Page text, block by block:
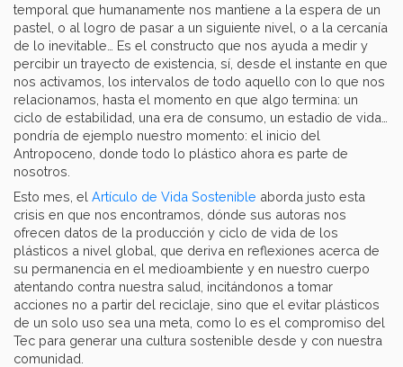
temporal que humanamente nos mantiene a la espera de un
pastel, o al logro de pasar a un siguiente nivel, o a la cercanía
de lo inevitable… Es el constructo que nos ayuda a medir y
percibir un trayecto de existencia, sí, desde el instante en que
nos activamos, los intervalos de todo aquello con lo que nos
relacionamos, hasta el momento en que algo termina: un
ciclo de estabilidad, una era de consumo, un estadio de vida…
pondría de ejemplo nuestro momento: el inicio del
Antropoceno, donde todo lo plástico ahora es parte de
nosotros.
Esto mes, el Artículo de Vida Sostenible aborda justo esta
crisis en que nos encontramos, dónde sus autoras nos
ofrecen datos de la producción y ciclo de vida de los
plásticos a nivel global, que deriva en reflexiones acerca de
su permanencia en el medioambiente y en nuestro cuerpo
atentando contra nuestra salud, incitándonos a tomar
acciones no a partir del reciclaje, sino que el evitar plásticos
de un solo uso sea una meta, como lo es el compromiso del
Tec para generar una cultura sostenible desde y con nuestra
comunidad.